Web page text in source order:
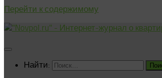
Перейти к содержимому
Найти: